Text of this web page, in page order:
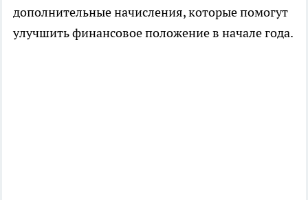
дополнительные начисления, которые помогут
улучшить финансовое положение в начале года.